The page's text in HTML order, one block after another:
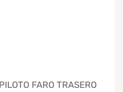
FARO TRASERO